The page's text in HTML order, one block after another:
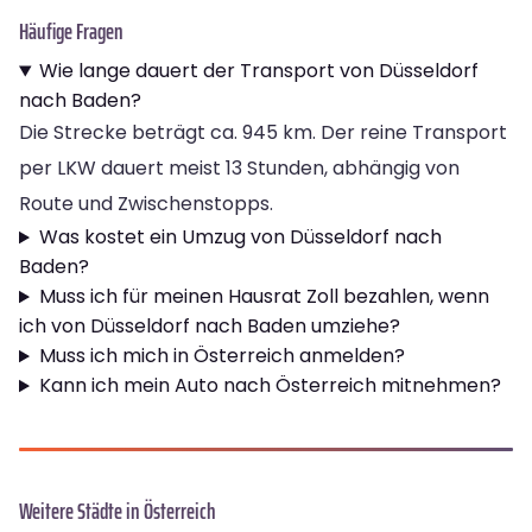
Häufige Fragen
Wie lange dauert der Transport von Düsseldorf
nach Baden?
Die Strecke beträgt ca. 945 km. Der reine Transport
per LKW dauert meist 13 Stunden, abhängig von
Route und Zwischenstopps.
Was kostet ein Umzug von Düsseldorf nach
Baden?
Muss ich für meinen Hausrat Zoll bezahlen, wenn
ich von Düsseldorf nach Baden umziehe?
Muss ich mich in Österreich anmelden?
Kann ich mein Auto nach Österreich mitnehmen?
Weitere Städte in Österreich